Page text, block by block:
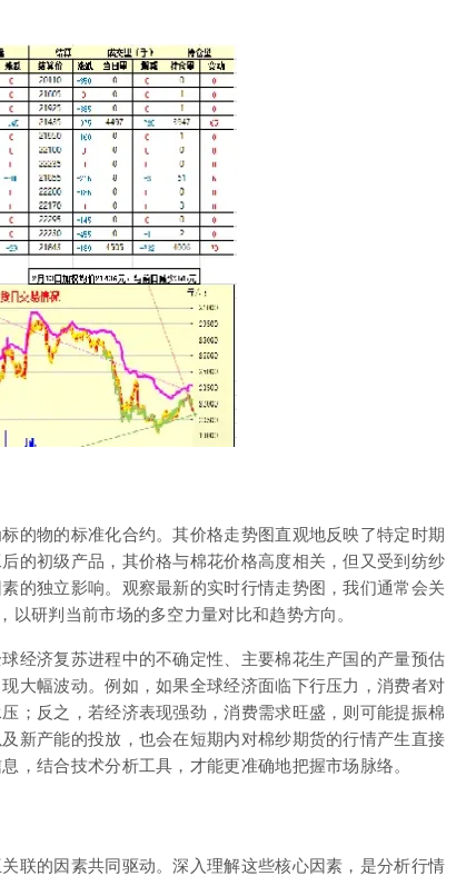
的物的标准化合约。其价格走势图直观地反映了特定时期
的初级产品，其价格与棉花价格高度相关，但又受到纺纱
的独立影响。观察最新的实时行情走势图，我们通常会关
研判当前市场的多空力量对比和趋势方向。
经济复苏进程中的不确定性、主要棉花生产国的产量预估
大幅波动。例如，如果全球经济面临下行压力，消费者对
；反之，若经济表现强劲，消费需求旺盛，则可能提振棉
新产能的投放，也会在短期内对棉纱期货的行情产生直接
，结合技术分析工具，才能更准确地把握市场脉络。
联的因素共同驱动。深入理解这些核心因素，是分析行情